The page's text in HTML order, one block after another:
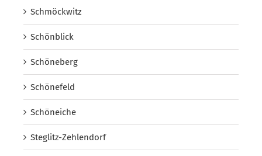
Schmöckwitz
Schönblick
Schöneberg
Schönefeld
Schöneiche
Steglitz-Zehlendorf